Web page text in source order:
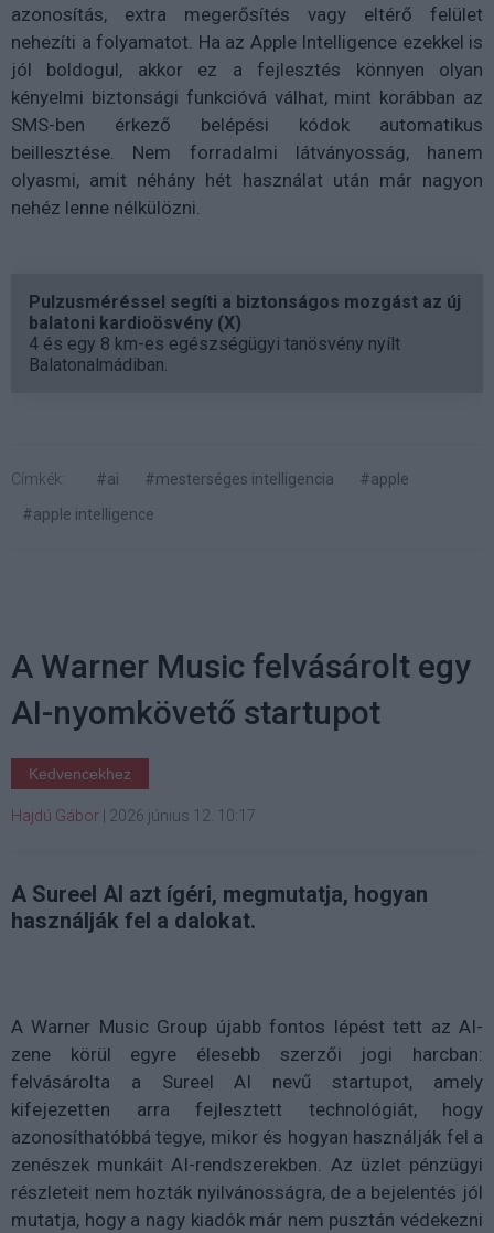
azonosítás, extra megerősítés vagy eltérő felület
nehezíti a folyamatot. Ha az Apple Intelligence ezekkel is
jól boldogul, akkor ez a fejlesztés könnyen olyan
kényelmi biztonsági funkcióvá válhat, mint korábban az
SMS-ben érkező belépési kódok automatikus
beillesztése. Nem forradalmi látványosság, hanem
olyasmi, amit néhány hét használat után már nagyon
nehéz lenne nélkülözni.
Pulzusméréssel segíti a biztonságos mozgást az új
balatoni kardioösvény (X)
4 és egy 8 km-es egészségügyi tanösvény nyílt
Balatonalmádiban.
Címkék: #ai #mesterséges intelligencia
#apple
#apple intelligence
A Warner Music felvásárolt egy
AI-nyomkövető startupot
Kedvencekhez
Hajdú Gábor 2026 június 12. 10:17
A Sureel AI azt ígéri, megmutatja, hogyan
használják fel a dalokat.
A Warner Music Group újabb fontos lépést tett az AI-
zene körül egyre élesebb szerzői jogi harcban:
felvásárolta a Sureel AI nevű startupot, amely
kifejezetten arra fejlesztett technológiát, hogy
azonosíthatóbbá tegye, mikor és hogyan használják fel a
zenészek munkáit AI-rendszerekben. Az üzlet pénzügyi
részleteit nem hozták nyilvánosságra, de a bejelentés jól
mutatja, hogy a nagy kiadók már nem pusztán védekezni